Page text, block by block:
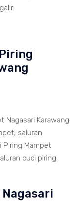
Nagasari Karawang
saluran
Piring Mampet
cuci piring